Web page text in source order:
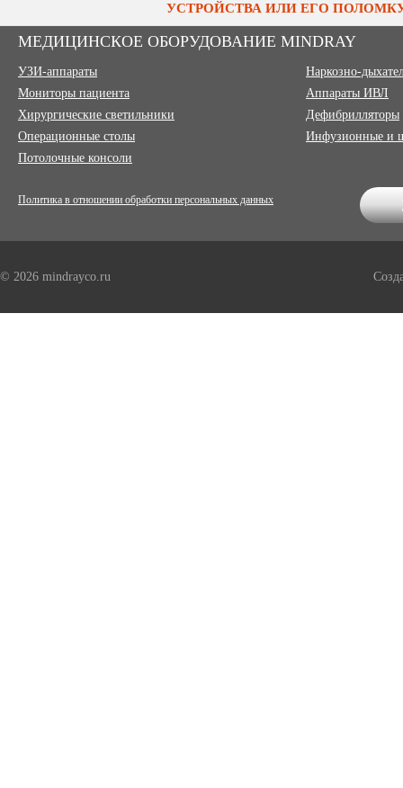
УСТРОЙСТВА ИЛИ ЕГО
МЕДИЦИНСКОЕ ОБОРУДОВАНИЕ MINDRAY
УЗИ-аппараты
Мониторы пациента
Хирургические светильники
Операционные столы
Потолочные консоли
Наркозно-
Аппараты ИВЛ
Дефибрилляторы
Инфузионные и
Политика в отношении обработки персональных данных
© 2026 mindrayco.ru